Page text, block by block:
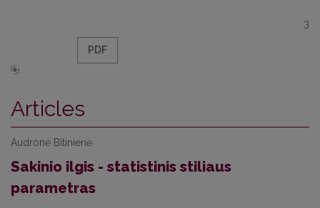
3
PDF
Articles
Audronė Bitinienė
Sakinio ilgis - statistinis stiliaus
parametras